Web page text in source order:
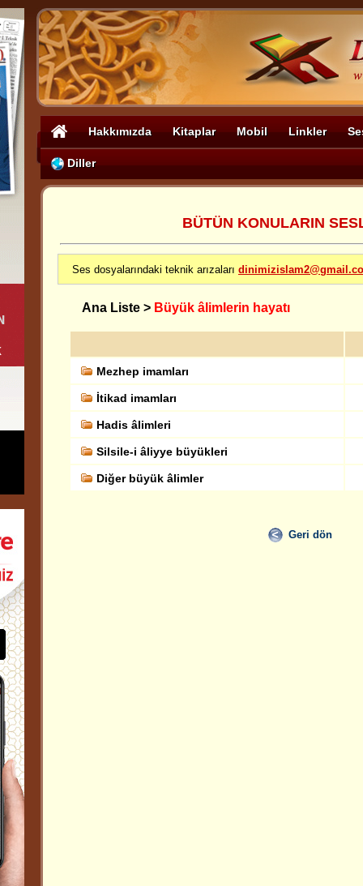
Hakkımızda Kitaplar Mobil Linkler
Diller
BÜTÜN KONULARIN
Ses dosyalarındaki teknik arızaları
Ana Liste > Büyük âlimlerin hayatı
Mezhep imamları
İtikad imamları
Hadis âlimleri
Silsile-i âliyye büyükleri
Diğer büyük âlimler
Geri dön